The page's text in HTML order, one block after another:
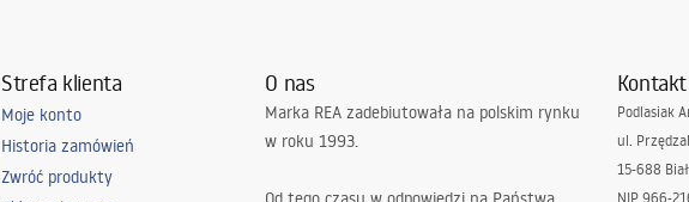
Strefa klienta
Moje konto
Historia zamówień
Zwróć produkty
O nas
Marka REA zadebiutowała na polskim rynku
w roku 1993.
Kontakt
Podlasiak
ul.
15-688
NIP 966-